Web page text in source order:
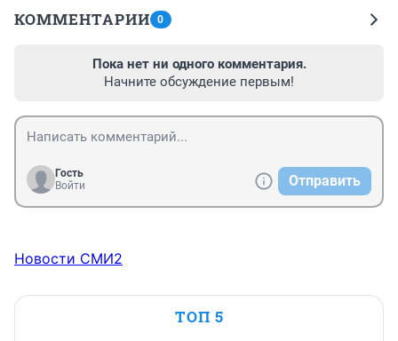
КОММЕНТАРИИ 0
Пока нет ни одного комментария.
Начните обсуждение первым!
Гость
Войти
Отправить
Новости СМИ2
ТОП 5